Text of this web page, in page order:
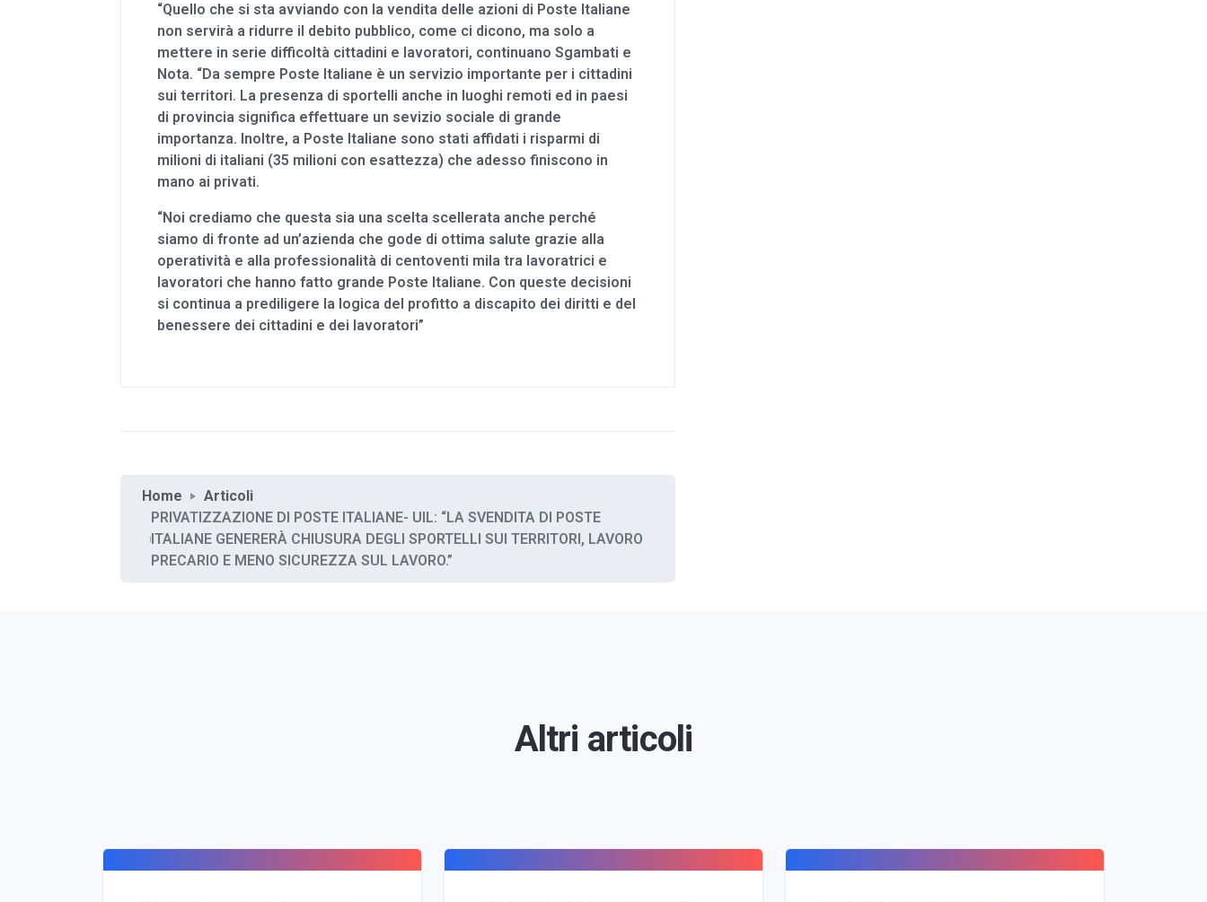
“Quello che si sta avviando con la vendita delle azioni di Poste Italiane
non servirà a ridurre il debito pubblico, come ci dicono, ma solo a
mettere in serie difficoltà cittadini e lavoratori, continuano Sgambati e
Nota. “Da sempre Poste Italiane è un servizio importante per i cittadini
sui territori. La presenza di sportelli anche in luoghi remoti ed in paesi
di provincia significa effettuare un sevizio sociale di grande
importanza. Inoltre, a Poste Italiane sono stati affidati i risparmi di
milioni di italiani (35 milioni con esattezza) che adesso finiscono in
mano ai privati.
“Noi crediamo che questa sia una scelta scellerata anche perché
siamo di fronte ad un’azienda che gode di ottima salute grazie alla
operatività e alla professionalità di centoventi mila tra lavoratrici e
lavoratori che hanno fatto grande Poste Italiane. Con queste decisioni
si continua a prediligere la logica del profitto a discapito dei diritti e del
benessere dei cittadini e dei lavoratori”
Home
Articoli
PRIVATIZZAZIONE DI POSTE ITALIANE- UIL: “LA SVENDITA DI POSTE
ITALIANE GENERERÀ CHIUSURA DEGLI SPORTELLI SUI TERRITORI, LAVORO
PRECARIO E MENO SICUREZZA SUL LAVORO.”
Altri articoli